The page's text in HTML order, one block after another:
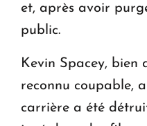
et, après avoir
public.
Kevin Spacey, bien
reconnu coupable,
carrière a été